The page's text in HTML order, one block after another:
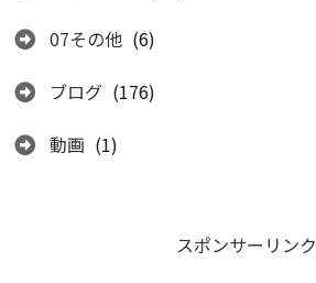
07その他 (6)
ブログ (176)
動画 (1)
スポンサーリンク